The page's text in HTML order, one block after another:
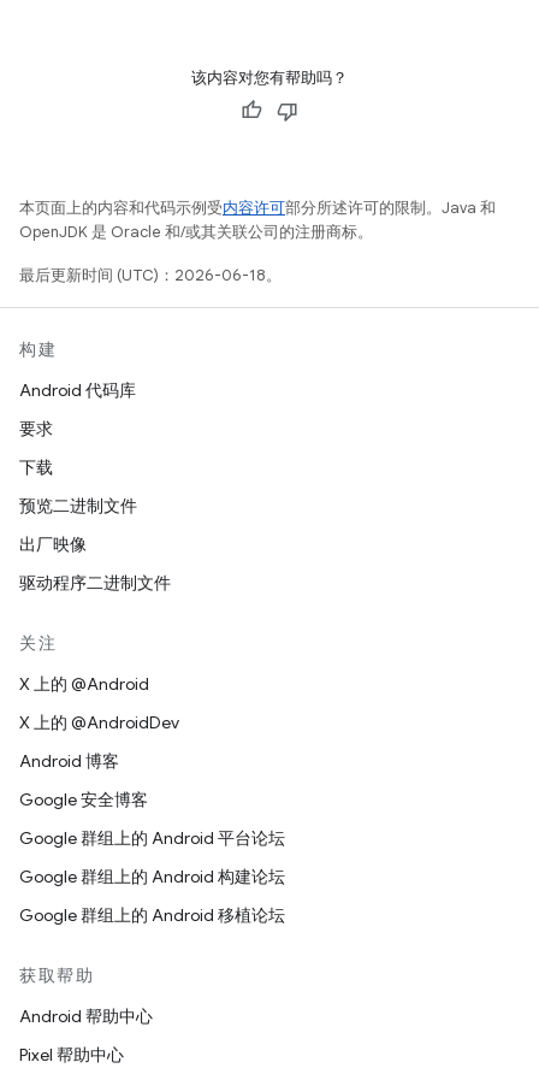
该内容对您有帮助吗？
本页面上的内容和代码示例受内容许可部分所述许可的限制。Java 和
OpenJDK 是 Oracle 和/或其关联公司的注册商标。
最后更新时间 (UTC)：2026-06-18。
构建
Android 代码库
要求
下载
预览二进制文件
出厂映像
驱动程序二进制文件
关注
X 上的 @Android
X 上的 @AndroidDev
Android 博客
Google 安全博客
Google 群组上的 Android 平台论坛
Google 群组上的 Android 构建论坛
Google 群组上的 Android 移植论坛
获取帮助
Android 帮助中心
Pixel 帮助中心